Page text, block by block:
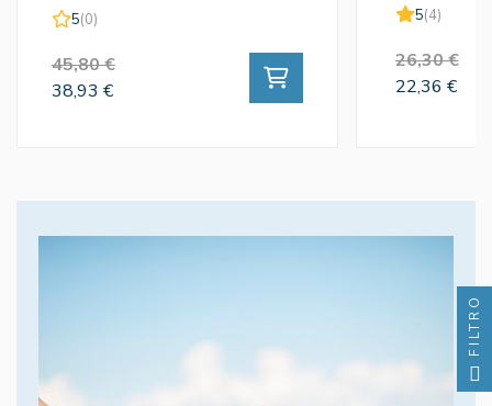
5(0)
45,80 €
38,93 €
5(4)
26,30 €
22,36 €
FILTRO